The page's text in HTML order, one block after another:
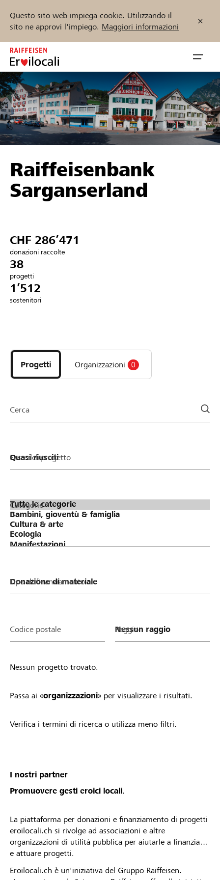
Questo sito web impiega cookie. Utilizzando il
sito ne approvi l'impiego. Maggiori informazioni
Zum
Inhalt
springen
öffnen
Sostenere
Aiuto & supporto
Collegarsi
Trova progetti e organizzazioni
Inizia ora
DE FR IT
Raiffeisenbank
Sarganserland
CHF 286’471
donazioni raccolte
38
progetti
1’512
sostenitori
i
progetti
e
della
Progetti Organizzazioni 0
Cerca
Fase del progetto
Categorie
Tipo di finanziamento
Codice postale Raggio
Nessun progetto trovato.
Passa ai «organizzazioni» per visualizzare i risultati.
Verifica i termini di ricerca o utilizza meno filtri.
I nostri partner
Promuovere gesti eroici locali.
La piattaforma per donazioni e finanziamento di progetti
eroilocali.ch si rivolge ad associazioni e altre
organizzazioni di utilità pubblica per aiutarle a finanziare
e attuare progetti.
Eroilocali.ch è un'iniziativa del Gruppo Raiffeisen.